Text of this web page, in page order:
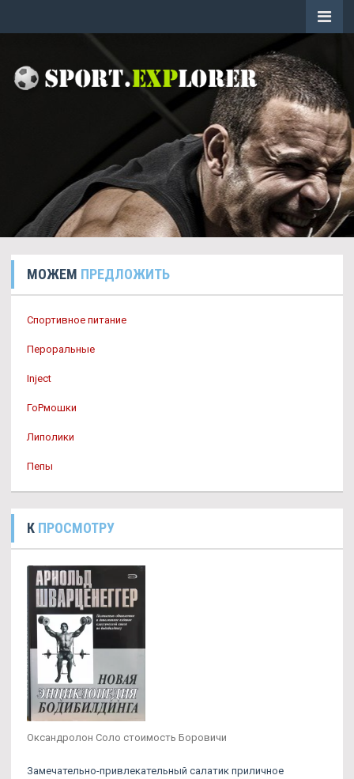
МОЖЕМ ПРЕДЛОЖИТЬ
Спортивное питание
Пероральные
Inject
ГоРмошки
Липолики
Пепы
К ПРОСМОТРУ
Оксандролон Соло стоимость Боровичи
Замечательно-привлекательный салатик приличное